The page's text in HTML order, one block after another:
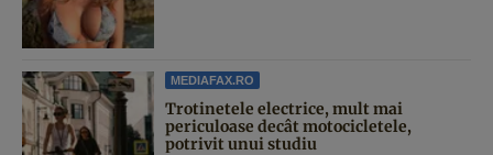
MEDIAFAX.RO
Trotinetele electrice, mult mai
periculoase decât motocicletele,
potrivit unui studiu